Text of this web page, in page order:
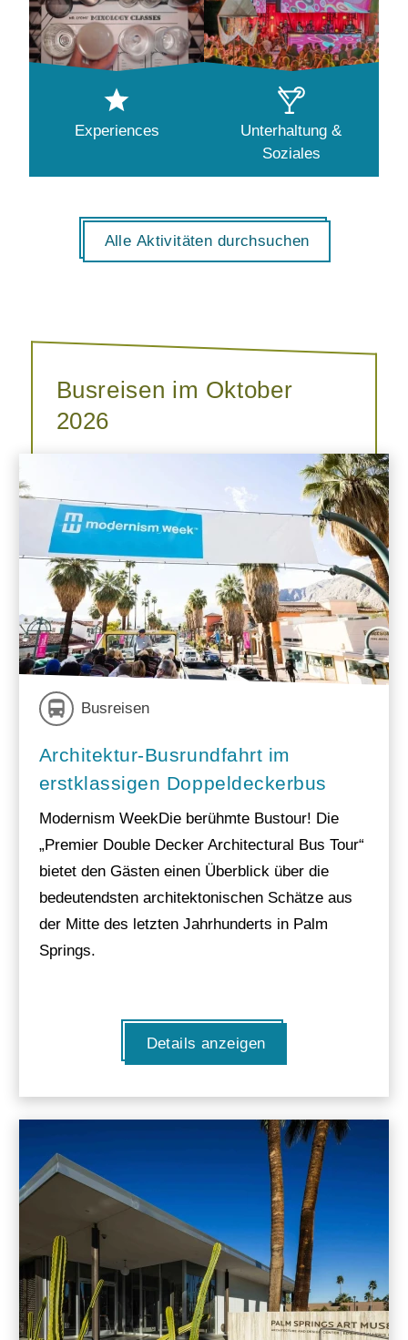
Experiences
Unterhaltung &
Soziales
Alle Aktivitäten durchsuchen
Busreisen im Oktober
2026
Busreisen
Architektur-Busrundfahrt im
erstklassigen Doppeldeckerbus
Modernism WeekDie berühmte Bustour! Die
„Premier Double Decker Architectural Bus Tour“
bietet den Gästen einen Überblick über die
bedeutendsten architektonischen Schätze aus
der Mitte des letzten Jahrhunderts in Palm
Springs.
Details anzeigen